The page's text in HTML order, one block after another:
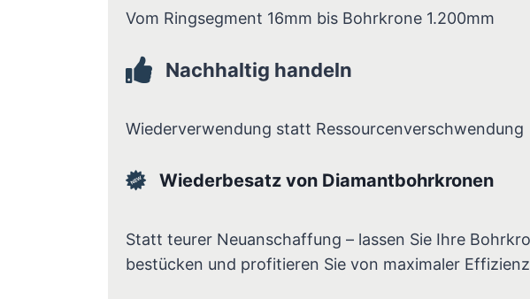
Vom Ringsegment 16mm bis Bohrkrone 1.200mm
Nachhaltig handeln
Wiederverwendung statt Ressourcenverschwendung
Wiederbesatz von Diamantbohrkronen
Statt teurer Neuanschaffung – lassen Sie Ihre
bestücken und profitieren Sie von maximaler